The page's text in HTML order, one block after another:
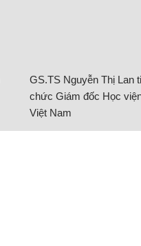
GS.TS Nguyễn Thị Lan
chức Giám đốc Học
Việt Nam